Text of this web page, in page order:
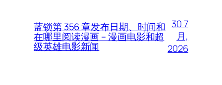
蓝锁第 356 章发布日期、时间和
在哪里阅读漫画 – 漫画电影和超
级英雄电影新闻
30 7
月,
2026